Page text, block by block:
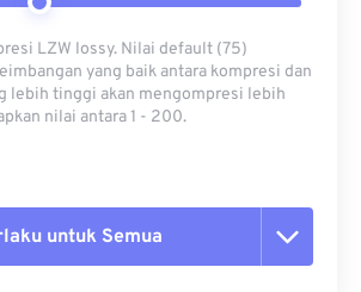
LZW lossy. Nilai default (75)
yang baik antara kompresi dan
lebih tinggi akan mengompresi lebih
nilai antara 1 - 200.
untuk Semua